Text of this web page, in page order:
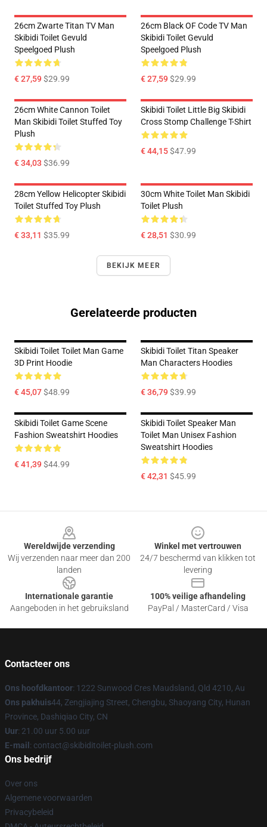
26cm Zwarte Titan TV Man
Skibidi Toilet Gevuld
Speelgoed Plush
€ 27,59$29.99
26cm Black OF Code TV Man
Skibidi Toilet Gevuld
Speelgoed Plush
€ 27,59$29.99
26cm White Cannon Toilet
Man Skibidi Toilet Stuffed Toy
Plush
€ 34,03 $36.99
Skibidi Toilet Little Big Skibidi
Cross Stomp Challenge T-Shirt
€ 44,15$47.99
28cm Yellow Helicopter Skibidi
Toilet Stuffed Toy Plush
€ 33,11 $35.99
30cm White Toilet Man Skibidi
Toilet Plush
€ 28,51 $30.99
BEKIJK MEER
Gerelateerde producten
Skibidi Toilet Toilet Man Game
3D Print Hoodie
€ 45,07$48.99
Skibidi Toilet Titan Speaker
Man Characters Hoodies
€ 36,79$39.99
Skibidi Toilet Game Scene
Fashion Sweatshirt Hoodies
€ 41,39$44.99
Skibidi Toilet Speaker Man
Toilet Man Unisex Fashion
Sweatshirt Hoodies
€ 42,31 $45.99
Wereldwijde verzending
Wij verzenden naar meer dan 200
landen
Winkel met vertrouwen
24/7 beschermd van klikken tot
levering
Internationale garantie
Aangeboden in het gebruiksland
100% veilige afhandeling
PayPal / MasterCard / Visa
Contacteer ons
Ons hoofdkantoor: 1222 Sunwood Cres Maudsland, Qld 4210, Au
Ons pakhuis44, Zengjiajing Street, Chengbu, Shaoyang City, Hunan
Province, Dashiqiao City, CN
Uur: 21.00 uur 5.00 uur
E-mail : contact@skibiditoilet-plush.com
Ons bedrijf
Over ons
Algemene voorwaarden
Privacybeleid